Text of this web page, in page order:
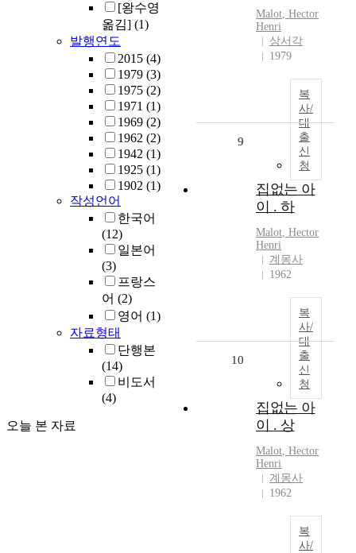
[왕수영
옮김] (1)
발행연도
2015 (4)
1979 (3)
1975 (2)
1971 (1)
1969 (2)
1962 (2)
1942 (1)
1925 (1)
1902 (1)
작성언어
한국어
(12)
일본어
(3)
프랑스
어 (2)
영어 (1)
자료형태
단행본
(14)
비도서
(4)
오늘 본 자료
Malot, Hector
Henri
상서각
1979
복
사/
대
출
신
청
9
집없는 아
이 . 하
Malot, Hector
Henri
계몽사
1962
복
사/
대
출
신
청
10
집없는 아
이 . 상
Malot, Hector
Henri
계몽사
1962
복
사/